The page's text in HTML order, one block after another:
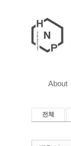
About
전체